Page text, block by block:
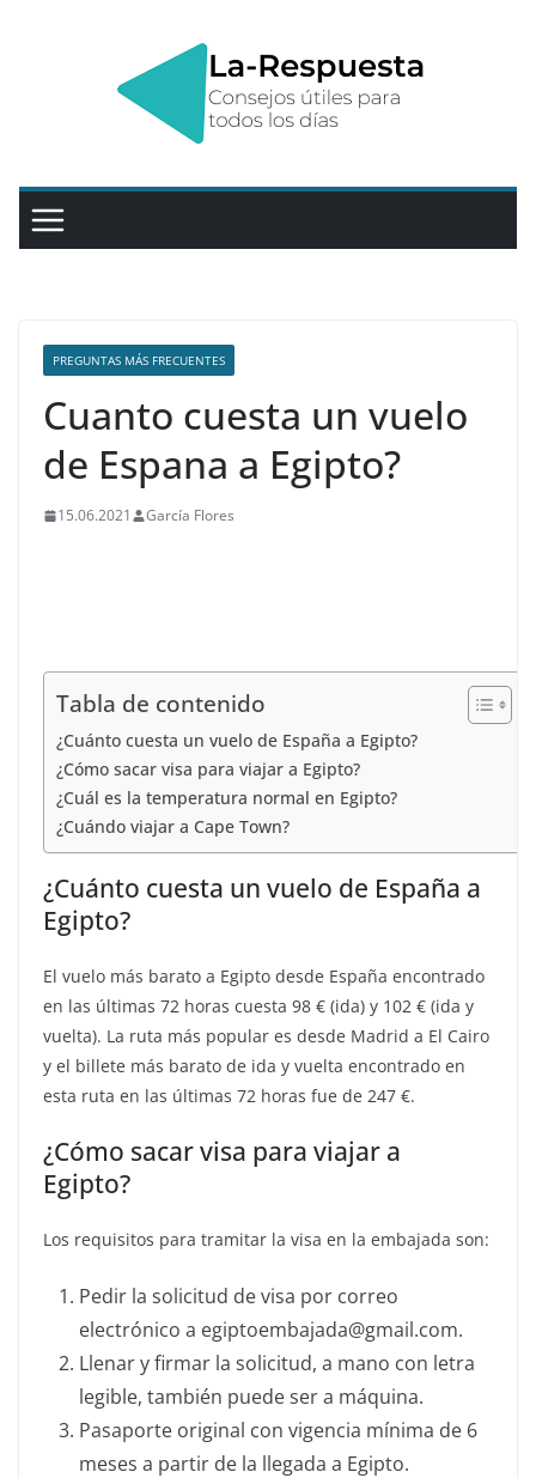
PREGUNTAS MÁS FRECUENTES
Cuanto cuesta un vuelo
de Espana a Egipto?
15.06.2021 García Flores
Tabla de contenido
¿Cuánto cuesta un vuelo de España a Egipto?
¿Cómo sacar visa para viajar a Egipto?
¿Cuál es la temperatura normal en Egipto?
¿Cuándo viajar a Cape Town?
¿Cuánto cuesta un vuelo de España a
Egipto?
El vuelo más barato a Egipto desde España encontrado
en las últimas 72 horas cuesta 98 € (ida) y 102 € (ida y
vuelta). La ruta más popular es desde Madrid a El Cairo
y el billete más barato de ida y vuelta encontrado en
esta ruta en las últimas 72 horas fue de 247 €.
¿Cómo sacar visa para viajar a
Egipto?
Los requisitos para tramitar la visa en la embajada son:
Pedir la solicitud de visa por correo
electrónico a egiptoembajada@gmail.com.
Llenar y firmar la solicitud, a mano con letra
legible, también puede ser a máquina.
Pasaporte original con vigencia mínima de 6
meses a partir de la llegada a Egipto.